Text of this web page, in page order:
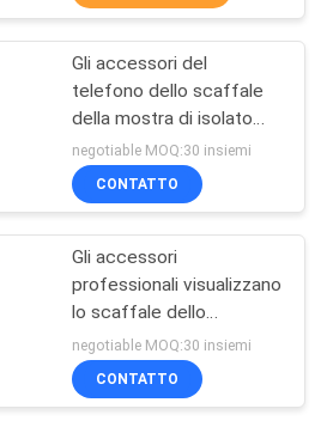
mostra del
22
Gli accessori del
telefono dello scaffale
della mostra di isolato
stanno lo scaffale di
esposizione della
pavimentazione
negotiable MOQ:30 insiemi
CONTATTO
Gli accessori
professionali visualizzano
lo scaffale dello
strumento del metallo
del supporto di
Pegboards
negotiable MOQ:30 insiemi
CONTATTO